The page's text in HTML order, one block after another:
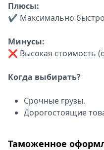
Плюсы:
✔ Максимально
Минусы:
❌ Высокая стоимость
Когда выбирать?
Срочные грузы.
Дорогостоящие
Таможенное